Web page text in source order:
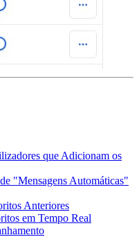
que Adicionam os
"Mensagens Automáticas"
Anteriores
em Tempo Real